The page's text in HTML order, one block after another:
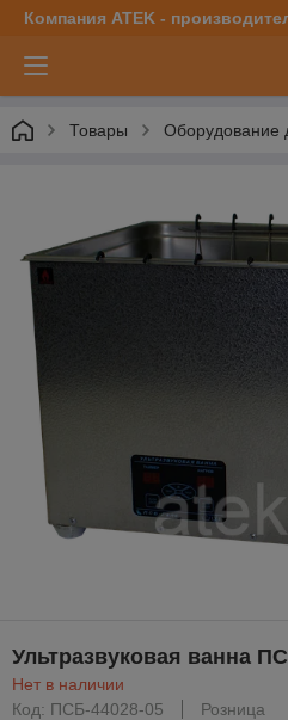
Компания ATEK -
Товары Оборудование
Ультразвуковая ванна
Нет в наличии
Код: ПСБ-44028-05
Розница